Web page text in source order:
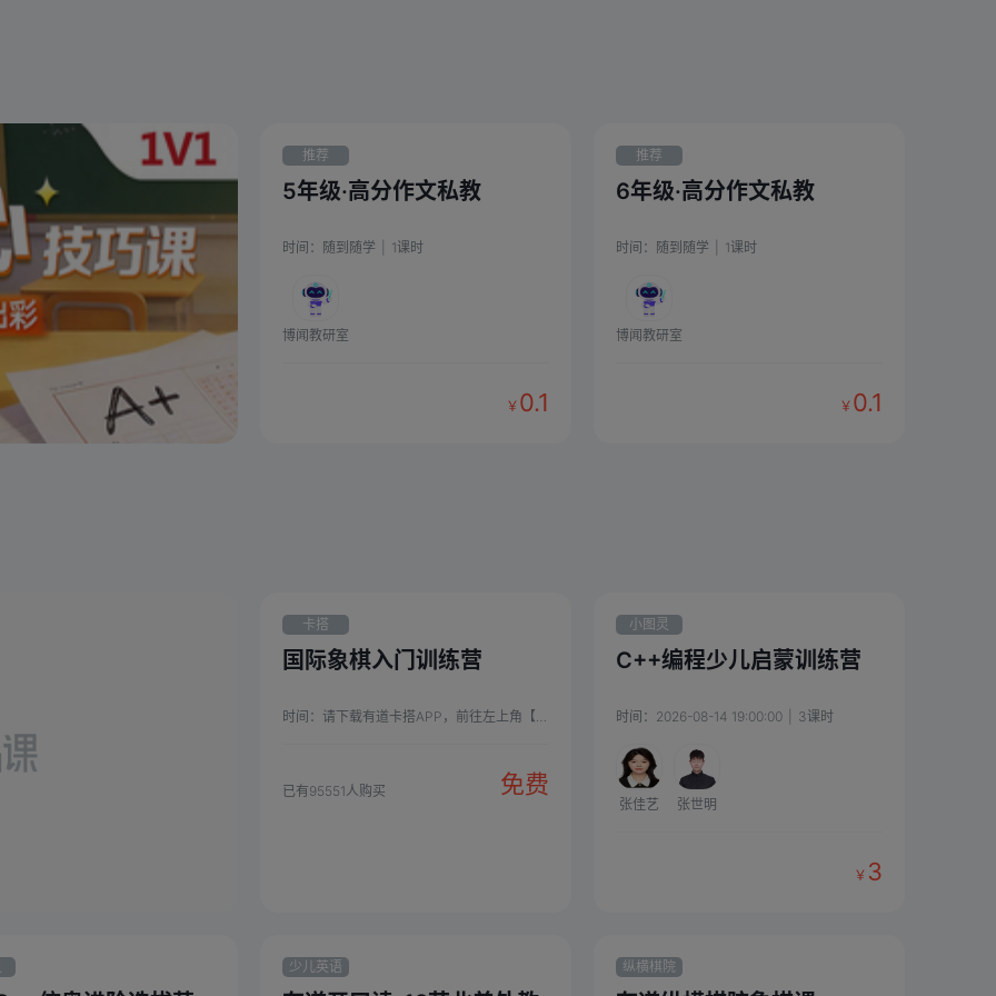
推荐
5年级·高分作文私教
时间： 随到随学 1课时
博闻教研室
￥ 0.1
推荐
6年级·高分作文私教
时间： 随到随学 1课时
博闻教研室
￥ 0.1
卡搭
STEAM
国际象棋入门训练营
时间： 请下载有道卡搭APP，前往左上角【订单】添加老师学习 | 4课时
已有95551人购买 免费
小图灵
C++编程少儿启蒙训练营
时间： 2026-08-14 19:00:00 3课时
张佳艺 张世明
￥ 3
少儿英语 纵横棋院